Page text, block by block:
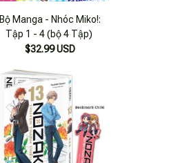
Bộ Manga - Nhóc Miko!:
Tập 1 - 4 (bộ 4 Tập)
$32.99 USD